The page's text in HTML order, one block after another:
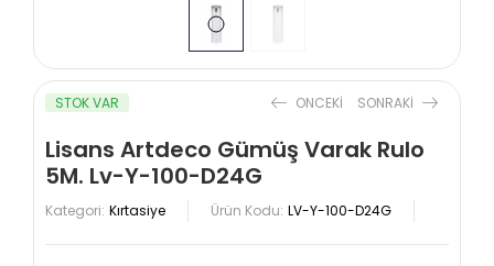
STOK VAR ONCEKI SONRAKI
Lisans Artdeco Gümüş Varak Rulo
5M. Lv-Y-100-D24G
Kategori: Kırtasiye Ürün Kodu: LV-Y-100-D24G